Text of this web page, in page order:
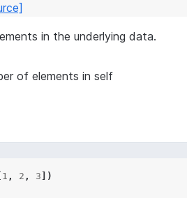
in the underlying data.
of elements in self
1 , 2 , 3 ])